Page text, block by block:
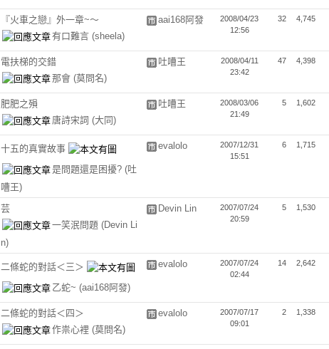
『火車之戀』外一章~～
有口難言 (sheela)
aai168阿發
2008/04/23
12:56
32 4,745
電扶梯的交錯
那會 (莫問名)
吐嘈王
2008/04/11
23:42
47 4,398
肥肥之殞
唐詩宋詞 (大同)
吐嘈王
2008/03/06
21:49
5 1,602
十五的真實故事
是問題還是困擾? (吐
嘈王)
evalolo
2007/12/31
15:51
6 1,715
芸
一笑泯問題 (Devin Li
n)
Devin Lin
2007/07/24
20:59
5 1,530
二條蛇的對話＜三＞
乙蛇~ (aai168阿發)
evalolo
2007/07/24
02:44
14 2,642
二條蛇的對話＜四＞
作祟心裡 (莫問名)
evalolo
2007/07/17
09:01
2 1,338